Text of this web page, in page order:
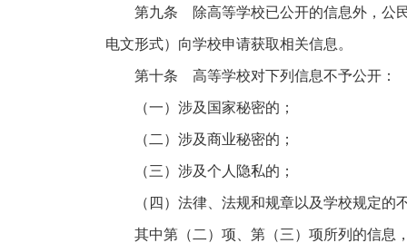
第九条 除高等学校已公开的信息外，公民
电文形式）向学校申请获取相关信息。
第十条 高等学校对下列信息不予公开：
（一）涉及国家秘密的；
（二）涉及商业秘密的；
（三）涉及个人隐私的；
（四）法律、法规和规章以及学校规定的
其中第（二）项、第（三）项所列的信息，